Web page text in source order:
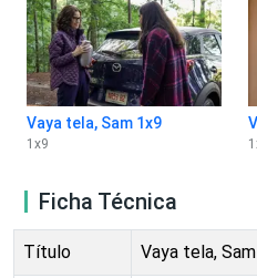
Vaya tela, Sam 1x9
1 x9 1
Ficha Técnica
Título Vaya tela, Sam